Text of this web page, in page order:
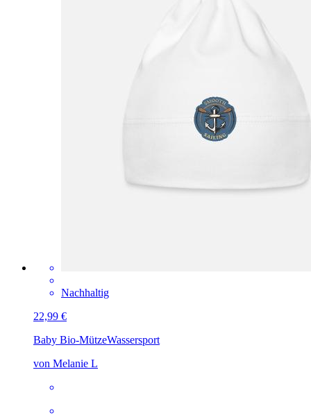
Nachhaltig
22,99 €
Baby Bio-MützeWassersport
von Melanie L